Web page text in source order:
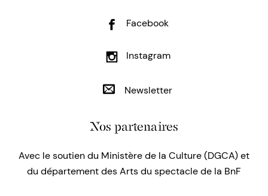
Facebook
Instagram
Newsletter
Nos partenaires
Avec le soutien du Ministère de la Culture (DGCA) et
du département des Arts du spectacle de la BnF